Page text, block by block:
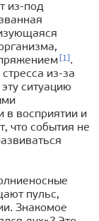
из-под
[1] .
из-за
ситуацию
в восприятии и
что события не
пульс,
Знакомое